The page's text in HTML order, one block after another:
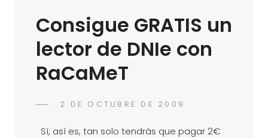
Consigue GRATIS un
lector de DNIe con
RaCaMeT
POSTED
2 DE OCTUBRE DE 2009
Sí­, así­ es, tan solo tendrás que pagar 2€